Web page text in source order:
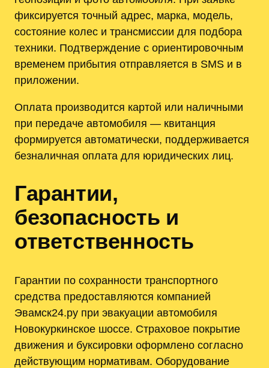
фиксируется точный адрес, марка, модель,
состояние колес и трансмиссии для подбора
техники. Подтверждение с ориентировочным
временем прибытия отправляется в SMS и в
приложении.
Оплата производится картой или наличными
при передаче автомобиля — квитанция
формируется автоматически, поддерживается
безналичная оплата для юридических лиц.
Гарантии,
безопасность и
ответственность
Гарантии по сохранности транспортного
средства предоставляются компанией
Эвамск24.ру при эвакуации автомобиля
Новокуркинское шоссе. Страховое покрытие
движения и буксировки оформлено согласно
действующим нормативам. Оборудование